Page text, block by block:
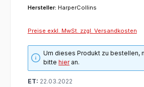
Hersteller: HarperCollins
Preise exkl. MwSt. zzgl. Versandkosten
Um dieses Produkt zu bestellen,
bittehieran.
ET: 22.03.2022